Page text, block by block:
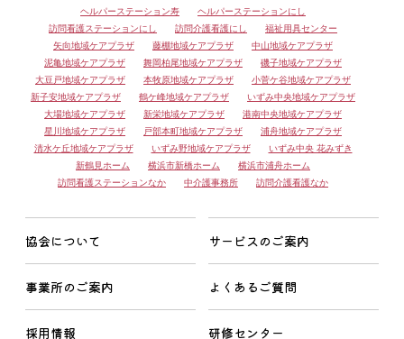
ヘルパーステーション寿
ヘルパーステーションにし
訪問看護ステーションにし
訪問介護看護にし
福祉用具センター
矢向地域ケアプラザ
藤棚地域ケアプラザ
中山地域ケアプラザ
泥亀地域ケアプラザ
舞岡柏尾地域ケアプラザ
磯子地域ケアプラザ
大豆戸地域ケアプラザ
本牧原地域ケアプラザ
小菅ケ谷地域ケアプラザ
新子安地域ケアプラザ
鶴ケ峰地域ケアプラザ
いずみ中央地域ケアプラザ
大場地域ケアプラザ
新栄地域ケアプラザ
港南中央地域ケアプラザ
星川地域ケアプラザ
戸部本町地域ケアプラザ
浦舟地域ケアプラザ
清水ケ丘地域ケアプラザ
いずみ野地域ケアプラザ
いずみ中央 花みずき
新鶴見ホーム
横浜市新橋ホーム
横浜市浦舟ホーム
訪問看護ステーションなか
中介護事務所 訪問介護看護なか
協会について サービスのご案内
事業所のご案内 よくあるご質問
採用情報 研修センター